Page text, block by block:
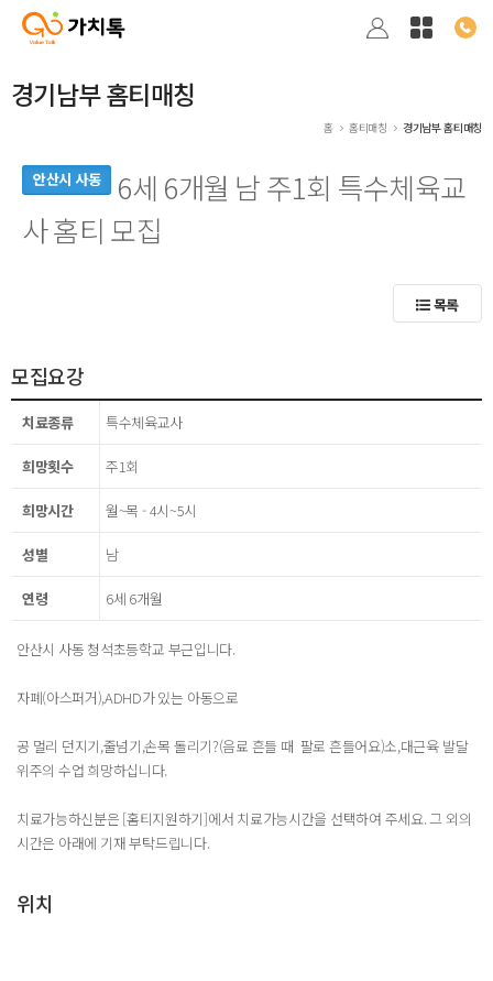
경기남부 홈티매칭
홈 홈티매칭 경기남부 홈티매칭
안산시 사동
6세 6개월 남 주1회 특수체육교
사 홈티 모집
목록
모집요강
치료종류 특수체육교사
희망횟수 주1회
희망시간 월~목 - 4시~5시
성별 남
연령 6세 6개월
안산시 사동 청석초등학교 부근입니다.
자폐(아스퍼거),ADHD가 있는 아동으로
공 멀리 던지기,줄넘기,손목 돌리기?(음료 흔들 때 팔로 흔들어요)소,대근육 발달
위주의 수업 희망하십니다.
치료가능하신분은 [홈티지원하기]에서 치료가능시간을 선택하여 주세요. 그 외의
시간은 아래에 기재 부탁드립니다.
위치